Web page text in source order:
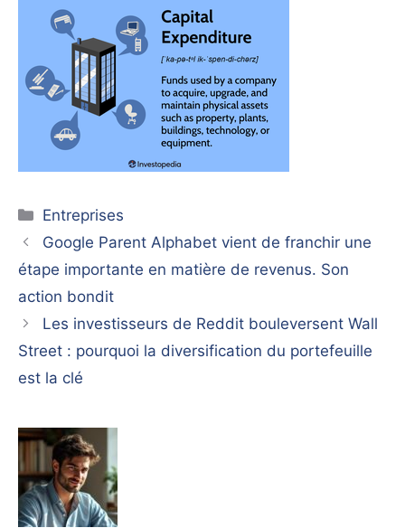
Catégories
Entreprises
Google Parent Alphabet vient de franchir une
étape importante en matière de revenus. Son
action bondit
Les investisseurs de Reddit bouleversent Wall
Street : pourquoi la diversification du portefeuille
est la clé